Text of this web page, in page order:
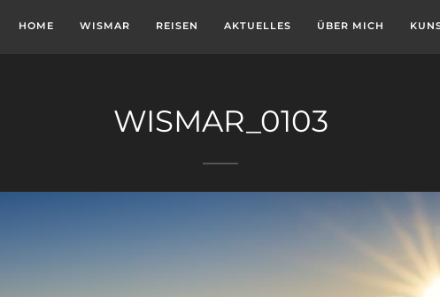
HOME WISMAR REISEN AKTUELLES ÜBER MICH
WISMAR_0103